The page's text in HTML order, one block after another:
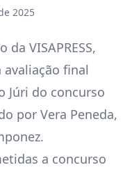
2025
VISAPRESS,
final
Júri do concurso
por Vera Peneda,
a concurso